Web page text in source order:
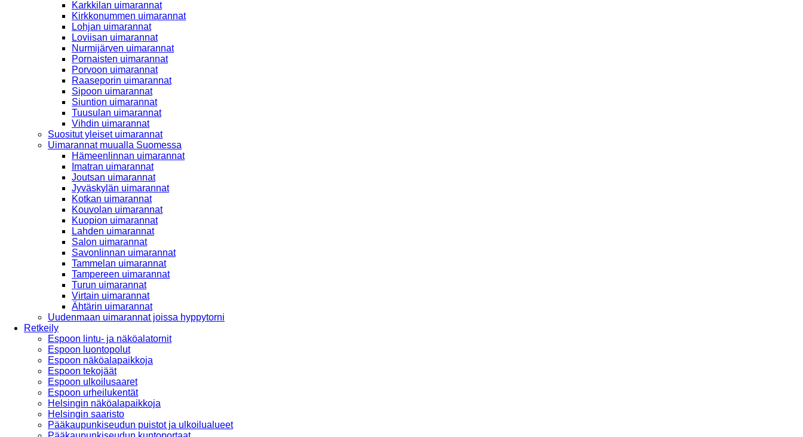
Karkkilan uimarannat
Kirkkonummen uimarannat
Lohjan uimarannat
Loviisan uimarannat
Nurmijärven uimarannat
Pornaisten uimarannat
Porvoon uimarannat
Raaseporin uimarannat
Sipoon uimarannat
Siuntion uimarannat
Tuusulan uimarannat
Vihdin uimarannat
Suositut yleiset uimarannat
Uimarannat muualla Suomessa
Hämeenlinnan uimarannat
Imatran uimarannat
Joutsan uimarannat
Jyväskylän uimarannat
Kotkan uimarannat
Kouvolan uimarannat
Kuopion uimarannat
Lahden uimarannat
Salon uimarannat
Savonlinnan uimarannat
Tammelan uimarannat
Tampereen uimarannat
Turun uimarannat
Virtain uimarannat
Ähtärin uimarannat
Uudenmaan uimarannat joissa hyppytorni
Retkeily
Espoon lintu- ja näköalatornit
Espoon luontopolut
Espoon näköalapaikkoja
Espoon tekojäät
Espoon ulkoilusaaret
Espoon urheilukentät
Helsingin näköalapaikkoja
Helsingin saaristo
Pääkaupunkiseudun puistot ja ulkoilualueet